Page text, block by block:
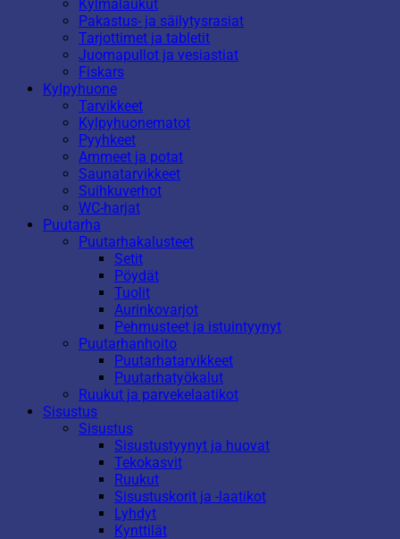
Kylmälaukut
Pakastus- ja säilytysrasiat
Tarjottimet ja tabletit
Juomapullot ja vesiastiat
Fiskars
Kylpyhuone
Tarvikkeet
Kylpyhuonematot
Pyyhkeet
Ammeet ja potat
Saunatarvikkeet
Suihkuverhot
WC-harjat
Puutarha
Puutarhakalusteet
Setit
Pöydät
Tuolit
Aurinkovarjot
Pehmusteet ja istuintyynyt
Puutarhanhoito
Puutarhatarvikkeet
Puutarhatyökalut
Ruukut ja parvekelaatikot
Sisustus
Sisustus
Sisustustyynyt ja huovat
Tekokasvit
Ruukut
Sisustuskorit ja -laatikot
Lyhdyt
Kynttilät